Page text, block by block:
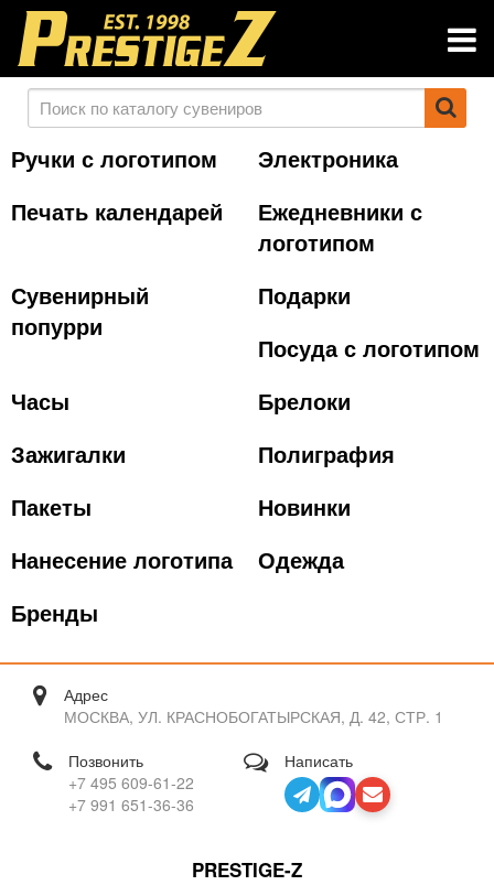
Ручки с логотипом
Электроника
Печать календарей
Ежедневники с
логотипом
Сувенирный
попурри
Подарки
Посуда с логотипом
Часы
Брелоки
Зажигалки
Полиграфия
Пакеты
Новинки
Нанесение логотипа
Одежда
Бренды
Адрес
МОСКВА, УЛ. КРАСНОБОГАТЫРСКАЯ, Д. 42, СТР. 1
Позвонить
+7 495 609-61-22
+7 991 651-36-36
Написать
PRESTIGE-Z